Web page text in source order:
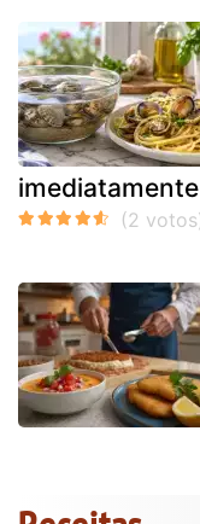
imediatamente